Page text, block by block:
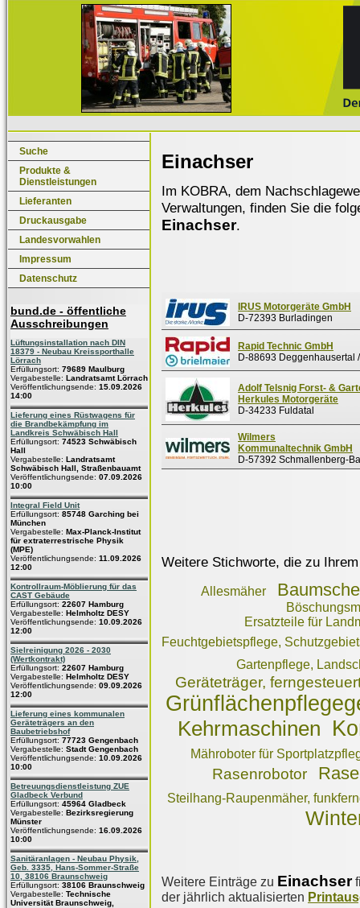
Suche
Produkte &
Dienstleistungen
Lieferanten
Druckausgabe
Landesvorwahlen
Impressum
Datenschutz
bund.de - öffentliche
Ausschreibungen
Lüftungsinstallation nach DIN
18379 - Neubau Kreissporthalle
Lörrach
Erfüllungsort: 79689 Maulburg
Vergabestelle: Landratsamt Lörrach
Veröffentlichungsende: 15.09.2026
14:00
Lieferung eines Rüstwagens für
die Brandbekämpfung im
Landkreis Schwäbisch Hall
Erfüllungsort: 74523 Schwäbisch
Hall
Vergabestelle: Landratsamt
Schwäbisch Hall, Straßenbauamt
Veröffentlichungsende: 07.09.2026
10:00
Integral Field Unit
Erfüllungsort: 85748 Garching bei
München
Vergabestelle: Max-Planck-Institut
für extraterrestrische Physik
(MPE)
Veröffentlichungsende: 11.09.2026
12:00
Kontrollraum-Möblierung für das
CAST Gebäude
Erfüllungsort: 22607 Hamburg
Vergabestelle: Helmholtz DESY
Veröffentlichungsende: 10.09.2026
12:00
Sielreinigung 2026 - 2030
(Wertkontrakt)
Erfüllungsort: 22607 Hamburg
Vergabestelle: Helmholtz DESY
Veröffentlichungsende: 09.09.2026
12:00
Lieferung eines kommunalen
Geräteträgers an den
Baubetriebshof
Erfüllungsort: 77723 Gengenbach
Vergabestelle: Stadt Gengenbach
Veröffentlichungsende: 10.09.2026
10:00
Betreuungsdienstleistung ZUE
Gladbeck Verbund
Erfüllungsort: 45964 Gladbeck
Vergabestelle: Bezirksregierung
Münster
Veröffentlichungsende: 16.09.2026
10:00
Sanitäranlagen - Neubau Physik,
Geb. 3335, Hans-Sommer-Straße
10, 38106 Braunschweig
Erfüllungsort: 38106 Braunschweig
Vergabestelle: Technische
Universität Braunschweig,
Einachser
Im KOBRA, dem
Verwaltungen, finden Sie die
Einachser.
IRUS Motorgeräte GmbH
D-72393 Burladingen
Rapid Technic GmbH
D-88693 Deggenhausertal
Adolf Telsnig Forst- &
Herkules Motorgeräte
D-34233 Fuldatal
Wilmers
Kommunaltechnik GmbH
D-57392 Schmallenberg-
Weitere Stichworte, die zu
Allesmäher
Ersatzteile für
Feuchtgebietspflege,
Gartenpflege,
Geräteträger,
Kehrmaschinen
Mähroboter für
Rasenrobotor
Steilhang-Raupenmäher,
Weitere Einträge zu Einachser
der jährlich aktualisierten